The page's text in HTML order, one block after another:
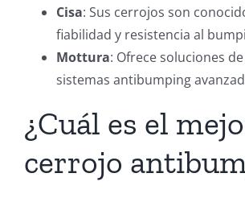
Cisa: Sus cerrojos son
fiabilidad y resistencia al
Mottura: Ofrece soluciones
sistemas antibumping
¿Cuál es el
cerrojo